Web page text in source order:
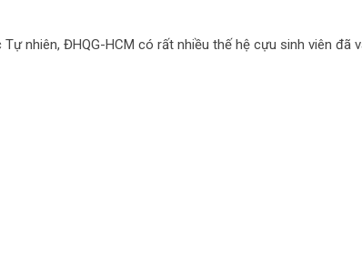
nhiên, ĐHQG-HCM có rất nhiều thế hệ cựu sinh viên đã